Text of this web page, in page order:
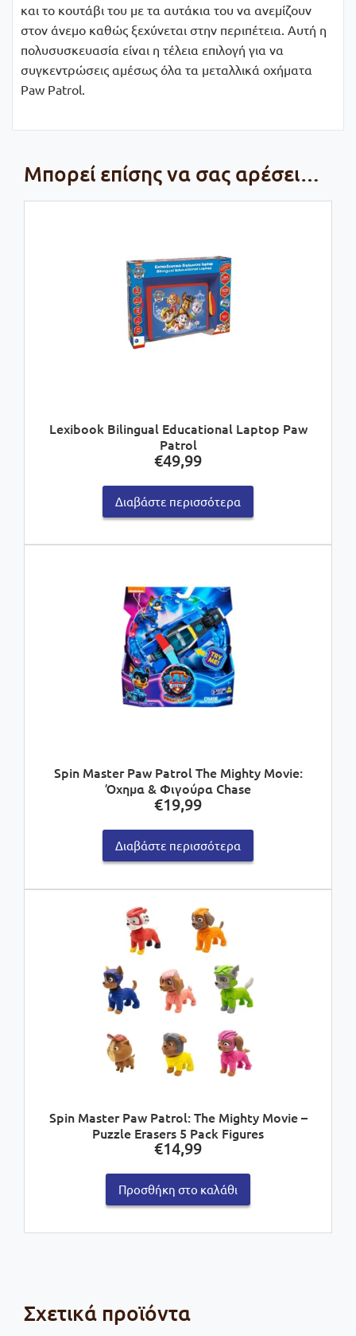
και το κουτάβι του με τα αυτάκια του να ανεμίζουν
στον άνεμο καθώς ξεχύνεται στην περιπέτεια. Αυτή η
πολυσυσκευασία είναι η τέλεια επιλογή για να
συγκεντρώσεις αμέσως όλα τα μεταλλικά οχήματα
Paw Patrol.
Μπορεί επίσης να σας αρέσει…
Lexibook Bilingual Educational Laptop Paw
Patrol
€49,99
Διαβάστε περισσότερα
Spin Master Paw Patrol The Mighty Movie:
Όχημα & Φιγούρα Chase
€19,99
Διαβάστε περισσότερα
Spin Master Paw Patrol: The Mighty Movie –
Puzzle Erasers 5 Pack Figures
€14,99
Προσθήκη στο καλάθι
Σχετικά προϊόντα